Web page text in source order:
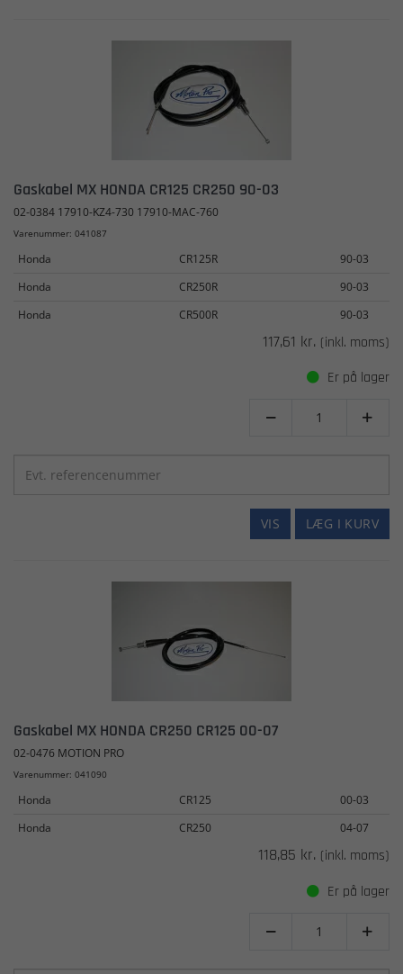
Gaskabel MX HONDA CR125 CR250 90-03
02-0384 17910-KZ4-730 17910-MAC-760
Varenummer: 041087
Honda CR125R
90-03
Honda
CR250R
90-03
Honda
CR500R 90-03
117,61 kr. (inkl. moms)
Er på lager
 
LÆG I KURV
VIS
Gaskabel MX HONDA CR250 CR125 00-07
02-0476 MOTION PRO
Varenummer: 041090
Honda CR125
00-03
Honda
CR250 04-07
118,85 kr. (inkl. moms)
Er på lager
 